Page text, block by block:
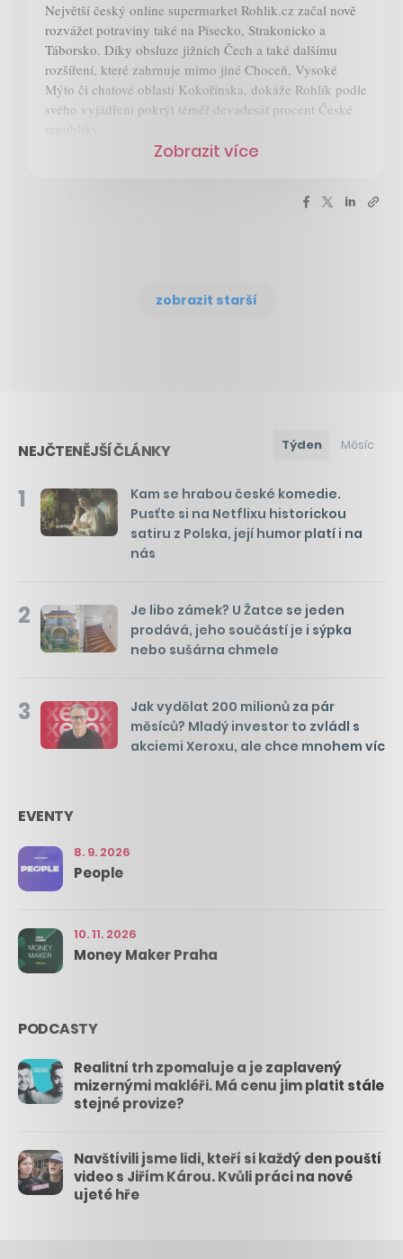
Největší český online supermarket Rohlik.cz začal nově
rozvážet potraviny také na Písecko, Strakonicko a
Táborsko. Díky obsluze jižních Čech a také dalšímu
rozšíření, které zahrnuje mimo jiné Choceň, Vysoké
Mýto či chatové oblasti Kokořínska, dokáže Rohlík podle
svého vyjádření pokrýt téměř devadesát procent České
Zobrazit více
zobrazit starší
NEJČTENĚJŠÍ ČLÁNKY Týden Měsíc
1
Kam se hrabou české komedie.
Pusťte si na Netflixu historickou
satiru z Polska, její humor platí i na
nás
2
Je libo zámek? U Žatce se jeden
prodává, jeho součástí je i sýpka
nebo sušárna chmele
3
Jak vydělat 200 milionů za pár
měsíců? Mladý investor to zvládl s
akciemi Xeroxu, ale chce mnohem víc
EVENTY
8. 9. 2026
People
10. 11. 2026
Money Maker Praha
PODCASTY
Realitní trh zpomaluje a je zaplavený
mizernými makléři. Má cenu jim platit stále
stejné provize?
Navštívili jsme lidi, kteří si každý den pouští
video s Jiřím Károu. Kvůli práci na nové
ujeté hře